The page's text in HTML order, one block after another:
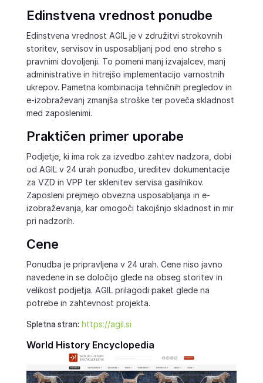
Edinstvena vrednost ponudbe
Edinstvena vrednost AGIL je v združitvi strokovnih
storitev, servisov in usposabljanj pod eno streho s
pravnimi dovoljenji. To pomeni manj izvajalcev, manj
administrative in hitrejšo implementacijo varnostnih
ukrepov. Pametna kombinacija tehničnih pregledov in
e-izobraževanj zmanjša stroške ter poveča skladnost
med zaposlenimi.
Praktičen primer uporabe
Podjetje, ki ima rok za izvedbo zahtev nadzora, dobi
od AGIL v 24 urah ponudbo, ureditev dokumentacije
za VZD in VPP ter sklenitev servisa gasilnikov.
Zaposleni prejmejo obvezna usposabljanja in e-
izobraževanja, kar omogoči takojšnjo skladnost in mir
pri nadzorih.
Cene
Ponudba je pripravljena v 24 urah. Cene niso javno
navedene in se določijo glede na obseg storitev in
velikost podjetja. AGIL prilagodi paket glede na
potrebe in zahtevnost projekta.
Spletna stran: https://agil.si
World History Encyclopedia